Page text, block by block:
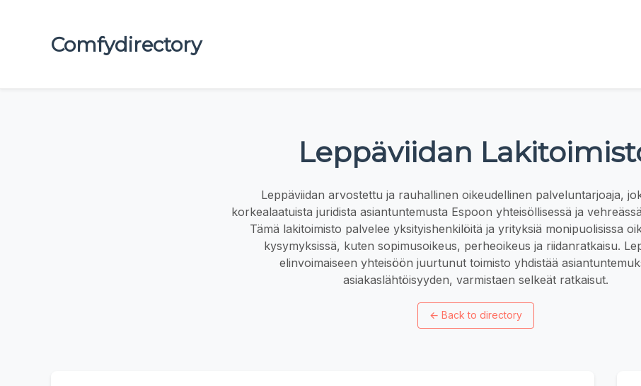
Comfydirectory
Leppäviidan
Leppäviidan arvostettu ja rauhallinen oikeudellinen palveluntarjoaja,
korkealaatuista juridista asiantuntemusta Espoon yhteisöllisessä ja
Tämä lakitoimisto palvelee yksityishenkilöitä ja yrityksiä monipuolisissa
kysymyksissä, kuten sopimusoikeus, perheoikeus ja riidanratkaisu.
elinvoimaiseen yhteisöön juurtunut toimisto yhdistää
asiakaslähtöisyyden, varmistaen selkeät ratkaisut.
← Back to directory